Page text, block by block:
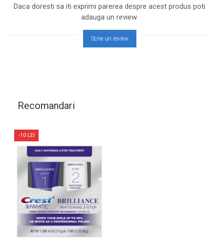
Daca doresti sa iti exprimi parerea despre acest produs poti
adauga un review.
Scrie un review
Recomandari
-10 LEI